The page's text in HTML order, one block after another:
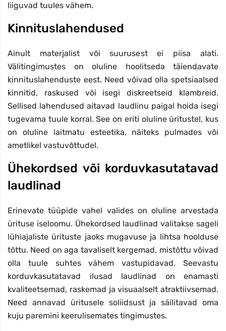
liiguvad tuules vähem.
Kinnituslahendused
Ainult materjalist või suurusest ei piisa alati.
Välitingimustes on oluline hoolitseda täiendavate
kinnituslahenduste eest. Need võivad olla spetsiaalsed
kinnitid, raskused või isegi diskreetseid klambreid.
Sellised lahendused aitavad laudlinu paigal hoida isegi
tugevama tuule korral. See on eriti oluline üritustel, kus
on oluline laitmatu esteetika, näiteks pulmades või
ametlikel vastuvõttudel.
Ühekordsed või korduvkasutatavad
laudlinad
Erinevate tüüpide vahel valides on oluline arvestada
ürituse iseloomu. Ühekordsed laudlinad valitakse sageli
lühiajaliste ürituste jaoks mugavuse ja lihtsa hoolduse
tõttu. Need on aga tavaliselt kergemad, mistõttu võivad
olla tuule suhtes vähem vastupidavad. Seevastu
korduvkasutatavad ilusad laudlinad on enamasti
kvaliteetsemad, raskemad ja visuaalselt atraktiivsemad.
Need annavad üritusele soliidsust ja säilitavad oma
kuju paremini keerulisemates tingimustes.